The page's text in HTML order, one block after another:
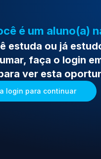
é um aluno(a)
estuda ou já
faça o login
ver esta
login para continuar